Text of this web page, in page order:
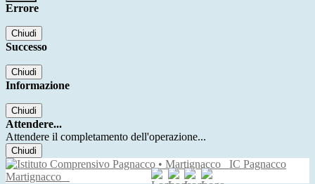
Errore
Chiudi
Successo
Chiudi
Informazione
Chiudi
Attendere...
Attendere il completamento dell'operazione...
Chiudi
IC Pagnacco
Martignacco